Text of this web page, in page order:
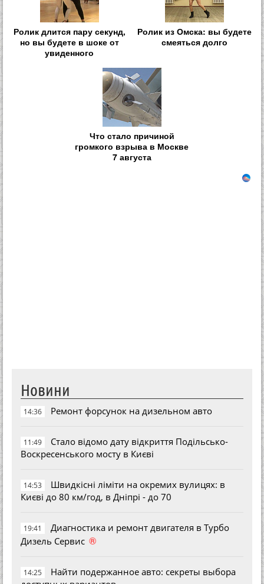
Ролик длится пару секунд,
но вы будете в шоке от
увиденного
Ролик из Омска: вы будете
смеяться долго
Что стало причиной
громкого взрыва в Москве
7 августа
Новини
14:36 Ремонт форсунок на дизельном авто
11:49
Стало відомо дату відкриття Подільсько-
Воскресенського мосту в Києві
14:53
Швидкісні ліміти на окремих вулицях: в
Києві до 80 км/год, в Дніпрі - до 70
19:41
Диагностика и ремонт двигателя в Турбо
Дизель Сервис ®
14:25
Найти подержанное авто: секреты выбора